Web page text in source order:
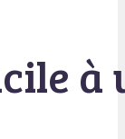
à